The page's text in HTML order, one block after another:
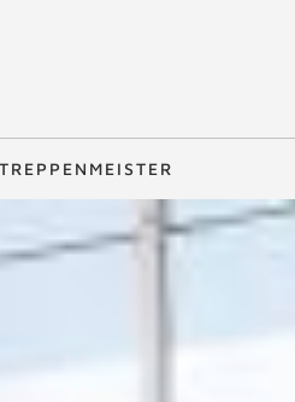
TREPPENMEISTER